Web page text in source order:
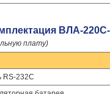
ВЛА-
плату)
RS-232C